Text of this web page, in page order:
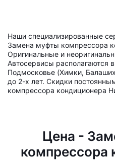
Наши специализированные
Замена муфты компрессора
Оригинальные и
Автосервисы располагаются
Подмосковье (Химки,
до 2-х лет. Скидки
компрессора кондиционера
Цена -
компрессора